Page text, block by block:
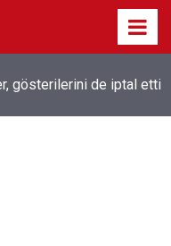
Mohamed Salah
geliyor